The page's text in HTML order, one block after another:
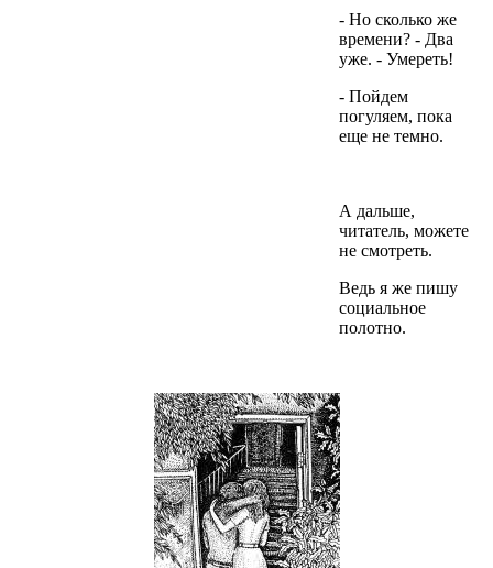
- Но сколько же
времени? - Два
уже. - Умереть!
- Пойдем
погуляем, пока
еще не темно.
А дальше,
читатель, можете
не смотреть.
Ведь я же пишу
социальное
полотно.